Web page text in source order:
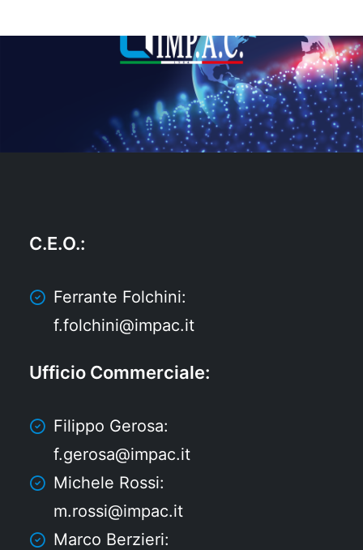
C.E.O.:
Ferrante Folchini:
f.folchini@impac.it
Ufficio Commerciale:
Filippo Gerosa:
f.gerosa@impac.it
Michele Rossi:
m.rossi@impac.it
Marco Berzieri: